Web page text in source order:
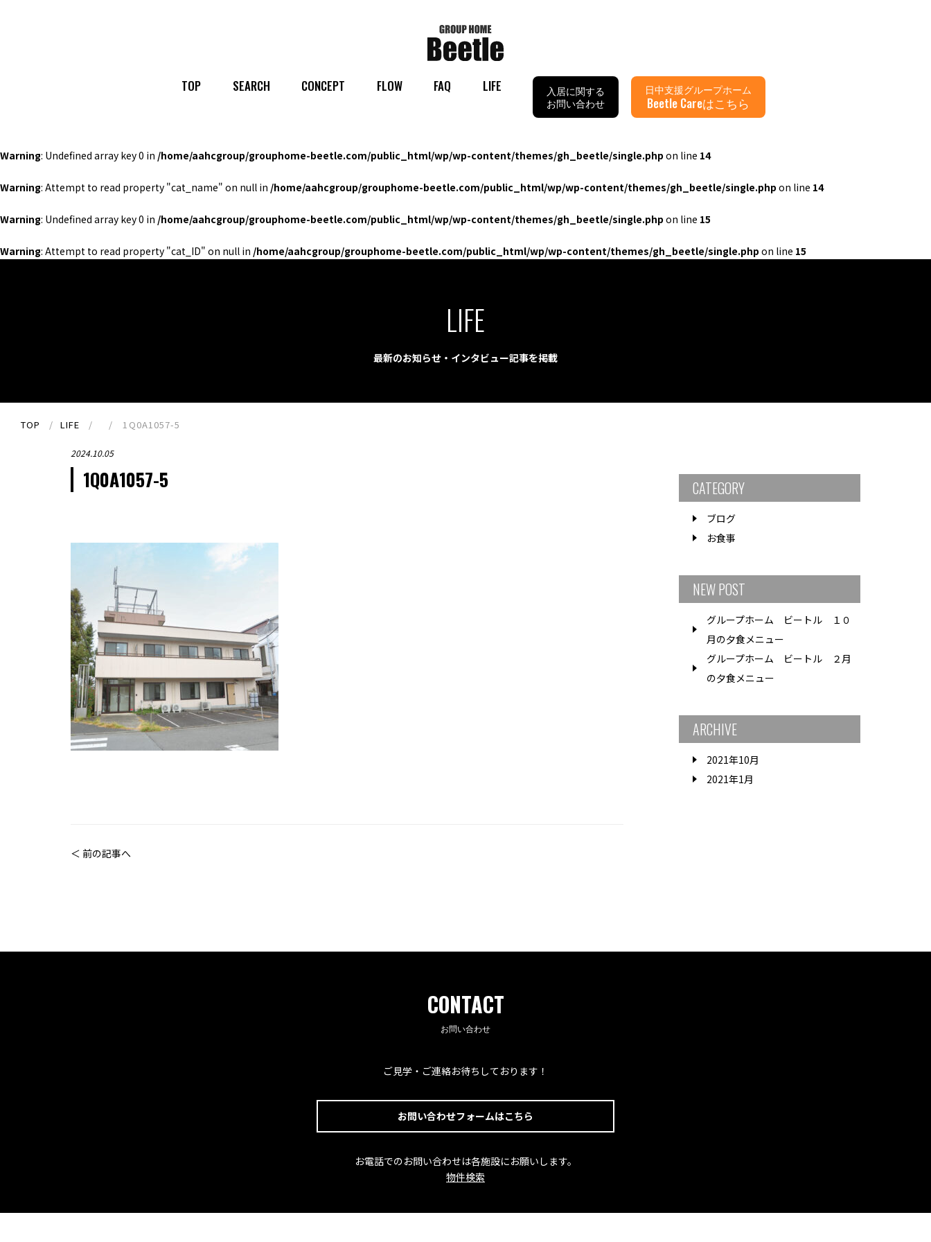
TOP SEARCH CONCEPT FLOW FAQ LIFE
入居に関する
お問い合わせ
日中支援グループホーム
Beetle Careはこちら
Warning: Undefined array key 0 in /home/aahcgroup/grouphome-beetle.com/public_html/wp/wp-content/themes/gh_beetle/single.php on line 14
Warning: Attempt to read property "cat_name" on null in /home/aahcgroup/grouphome-beetle.com/public_html/wp/wp-content/themes/gh_beetle/single.php on line 14
Warning: Undefined array key 0 in /home/aahcgroup/grouphome-beetle.com/public_html/wp/wp-content/themes/gh_beetle/single.php on line 15
Warning: Attempt to read property "cat_ID" on null in /home/aahcgroup/grouphome-beetle.com/public_html/wp/wp-content/themes/gh_beetle/single.php on line 15
LIFE
最新のお知らせ・インタビュー記事を掲載
TOP LIFE 1Q0A1057-5
2024.10.05
1Q0A1057-5
＜ 前の記事へ
CATEGORY
ブログ
お食事
NEW POST
グループホーム ビートル １０
月の夕食メニュー
グループホーム ビートル ２月
の夕食メニュー
ARCHIVE
2021年10月
2021年1月
CONTACT
お問い合わせ
ご見学・ご連絡お待ちしております！
お問い合わせフォームはこちら
お電話でのお問い合わせは各施設にお願いします。
物件検索